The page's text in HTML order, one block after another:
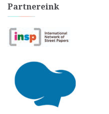
Partnereink